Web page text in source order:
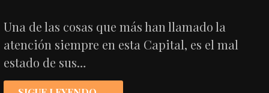
Una de las cosas que más han llamado la
atención siempre en esta Capital, es el mal
estado de sus…